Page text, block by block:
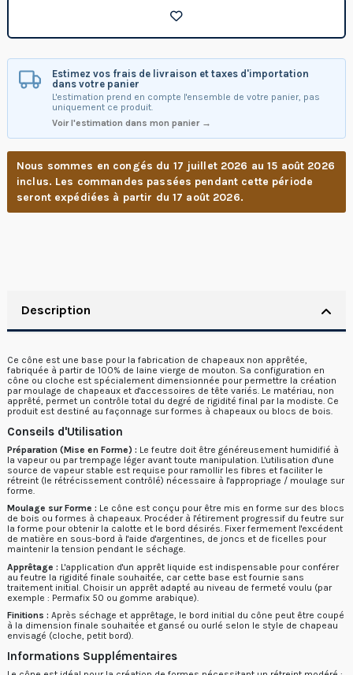
Estimez vos frais de livraison et taxes d'importation
dans votre panier
L'estimation prend en compte l'ensemble de votre panier, pas
uniquement ce produit.
Voir l'estimation dans mon panier →
Nous sommes en congés du 17 juillet 2026 au 15 août 2026
inclus. Les commandes passées pendant cette période
seront expédiées à partir du 17 août 2026.
Description
Ce cône est une base pour la fabrication de chapeaux non apprêtée,
fabriquée à partir de 100% de laine vierge de mouton. Sa configuration en
cône ou cloche est spécialement dimensionnée pour permettre la création
par moulage de chapeaux et d'accessoires de tête variés. Le matériau, non
apprêté, permet un contrôle total du degré de rigidité final par la modiste. Ce
produit est destiné au façonnage sur formes à chapeaux ou blocs de bois.
Conseils d'Utilisation
Préparation (Mise en Forme) : Le feutre doit être généreusement humidifié à
la vapeur ou par trempage léger avant toute manipulation. L'utilisation d'une
source de vapeur stable est requise pour ramollir les fibres et faciliter le
rétreint (le rétrécissement contrôlé) nécessaire à l'appropriage / moulage sur
forme.
Moulage sur Forme : Le cône est conçu pour être mis en forme sur des blocs
de bois ou formes à chapeaux. Procéder à l'étirement progressif du feutre sur
la forme pour obtenir la calotte et le bord désirés. Fixer fermement l'excédent
de matière en sous-bord à l'aide d'argentines, de joncs et de ficelles pour
maintenir la tension pendant le séchage.
Apprêtage : L'application d'un apprêt liquide est indispensable pour conférer
au feutre la rigidité finale souhaitée, car cette base est fournie sans
traitement initial. Choisir un apprêt adapté au niveau de fermeté voulu (par
exemple : Permafix 50 ou gomme arabique).
Finitions : Après séchage et apprêtage, le bord initial du cône peut être coupé
à la dimension finale souhaitée et gansé ou ourlé selon le style de chapeau
envisagé (cloche, petit bord).
Informations Supplémentaires